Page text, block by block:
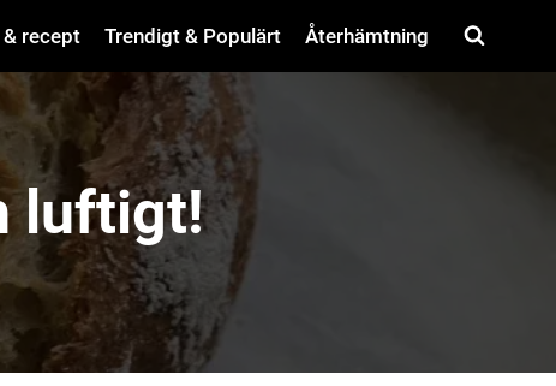
recept Trendigt & Populärt Återhämtning
luftigt!